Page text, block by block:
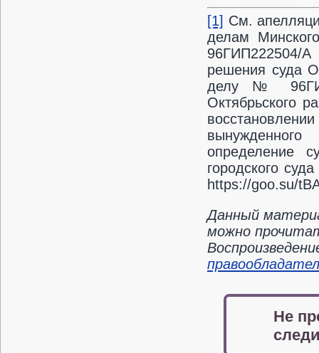
[1] См.
делам
96ГИП222504/
решения суда
делу №
Октябрьского
вынужденного
определение
городского
https://goo.su/
Данный
можно
Не